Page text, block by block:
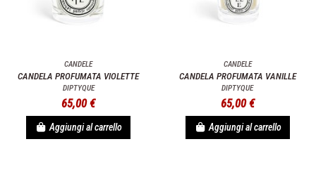
CANDELE
CANDELA PROFUMATA VIOLETTE
DIPTYQUE
65,00 €
Aggiungi al carrello
CANDELE
CANDELA PROFUMATA VANILLE
DIPTYQUE
65,00 €
Aggiungi al carrello